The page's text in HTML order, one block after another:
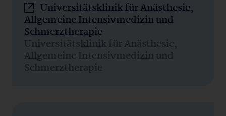
Universitätsklinik für Anästhesie,
Allgemeine Intensivmedizin und
Schmerztherapie
Universitätsklinik für Anästhesie,
Allgemeine Intensivmedizin und
Schmerztherapie